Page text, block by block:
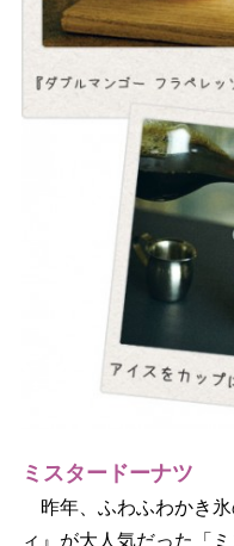
ミスタードーナツ
昨年、ふわふわかき
ィ』が大人気だった「